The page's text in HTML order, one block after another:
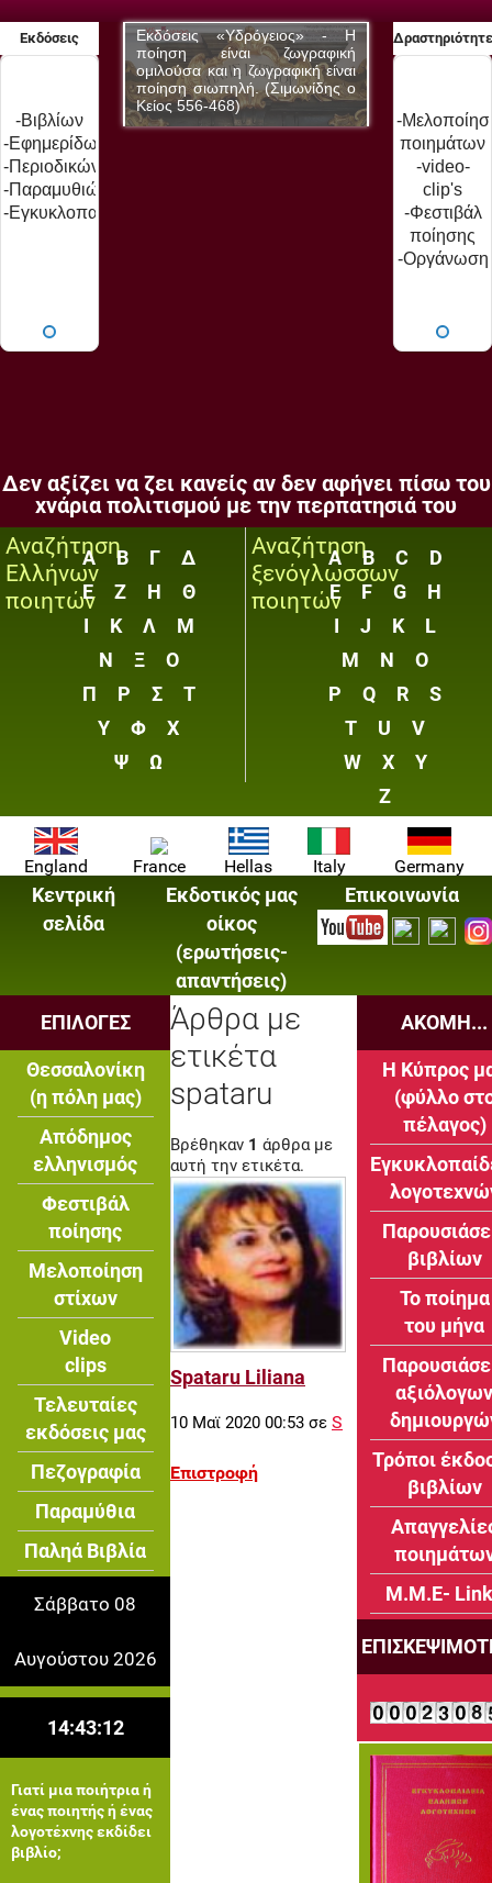
Εκδόσεις
-Βιβλίων
-Εφημερίδων
-Περιοδικών
-Παραμυθιών
-Εγκυκλοπαίδειας
- Η
ζωγραφική
Εκδόσεις «Υδρόγειος» - Η
ποίηση είναι ζωγραφική
ομιλούσα και η ζωγραφική είναι
ποίηση σιωπηλή. (Σιμωνίδης ο
Κείος 556-468)
Εκδόσεις
ποίηση
-
ποιημάτων
-video-
clip's
-Φεστιβάλ
ποίησης
-Οργάνωση
βιβλίων
Δεν αξίζει να ζει κανείς αν δεν αφήνει πίσω του
χνάρια πολιτισμού με την περπατησιά του
Αναζήτηση
Ελλήνων
ποιητών
Α Β Γ
Δ
Ε
Ζ Η
Θ
Ι
Κ Λ
Μ
Ν
Ξ
Ο
Π
Ρ Σ
Τ
Υ
Φ
Χ
Ψ
Ω
Αναζήτηση
ξενόγλωσσων
ποιητών
A B C
D
E
F G
H
I
J K
L
M
N
O
P
Q R
S
T
U
V
W
X
Y
Z
England France Hellas Italy Germany
Κεντρική
σελίδα
Εκδοτικός μας
οίκος
(ερωτήσεις-
απαντήσεις)
Επικοινωνία
ΕΠΙΛΟΓΕΣ
Θεσσαλονίκη
(η πόλη μας)
Απόδημος
ελληνισμός
Φεστιβάλ
ποίησης
Μελοποίηση
στίχων
Video
clips
Τελευταίες
εκδόσεις μας
Πεζογραφία
Παραμύθια
Παληά Βιβλία
Σάββατο 08
Αυγούστου 2026
14:43:13
Γιατί μια ποιήτρια ή
ένας ποιητής ή ένας
λογοτέχνης εκδίδει
βιβλίο;
Άρθρα με
ετικέτα
spataru
Βρέθηκαν 1 άρθρα με
αυτή την ετικέτα.
Spataru Liliana
10 Μαϊ 2020 00:53 σε S
Επιστροφή
ΑΚΟΜΗ...
Η Κύπρος
(φύλλο
πέλαγος)
βιβλίων
Το ποίημα
του μήνα
αξιόλογων
Τρόποι
βιβλίων
Μ.Μ.Ε-